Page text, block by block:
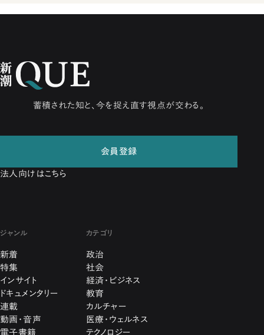
蓄積された知と、今を捉え直す視点が交わる。
会員登録
法人向けはこちら
ジャンル
新着
特集
インサイト
ドキュメンタリー
連載
動画・音声
電子書籍
カテゴリ
政治
社会
経済・ビジネス
教育
カルチャー
医療・ウェルネス
テクノロジー